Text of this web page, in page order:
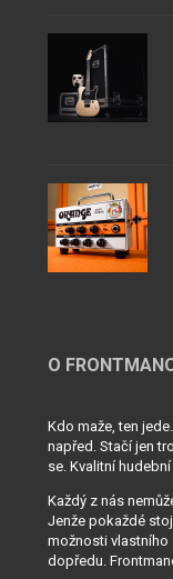
O
Kdo maže, ten
napřed. Stačí jen
se. Kvalitní
Každý z nás
Jenže pokaždé
možnosti vlastního
dopředu.